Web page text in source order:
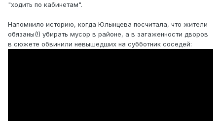
"ходить по кабинетам".
Напомнило историю, когда Юлынцева посчитала, что жители
обязаны(!) убирать мусор в районе, а в загаженности дворов
в сюжете обвинили невышедших на субботник соседей: